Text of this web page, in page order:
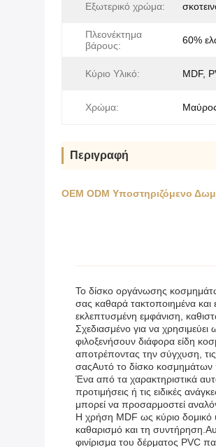
Εξωτερικό χρώμα:
Πλεονέκτημα
βάρους:
60%
Κύριο Υλικό: MDF,
Χρώμα:
Περιγραφή
OEM ODM Υποστηριζόμενο
Το δίσκο οργάνωσης
σας καθαρά τακτοποιημένα
εκλεπτυσμένη εμφάνιση,
Σχεδιασμένο για να
φιλοξενήσουν διάφορα είδη
αποτρέποντας την σύγχυση, τις
σαςΑυτό το δίσκο κοσμημάτων
Ένα από τα χαρακτηριστικά
προτιμήσεις ή τις ειδικές
μπορεί να προσαρμοστεί
Η χρήση MDF ως κύριο δομικό
καθαρισμό και τη
φινίρισμα του δέρματος PVC